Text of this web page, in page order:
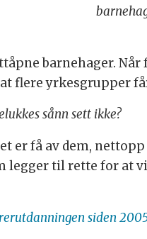
barnehager.
flere yrkesgrupper
sånn sett ikke?
er få av dem,
legger til rette for at
siden